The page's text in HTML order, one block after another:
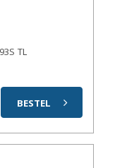
TL
BESTEL